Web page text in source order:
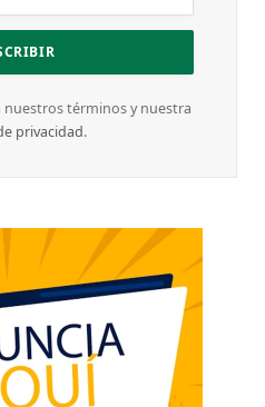
nuestros términos y nuestra
privacidad.